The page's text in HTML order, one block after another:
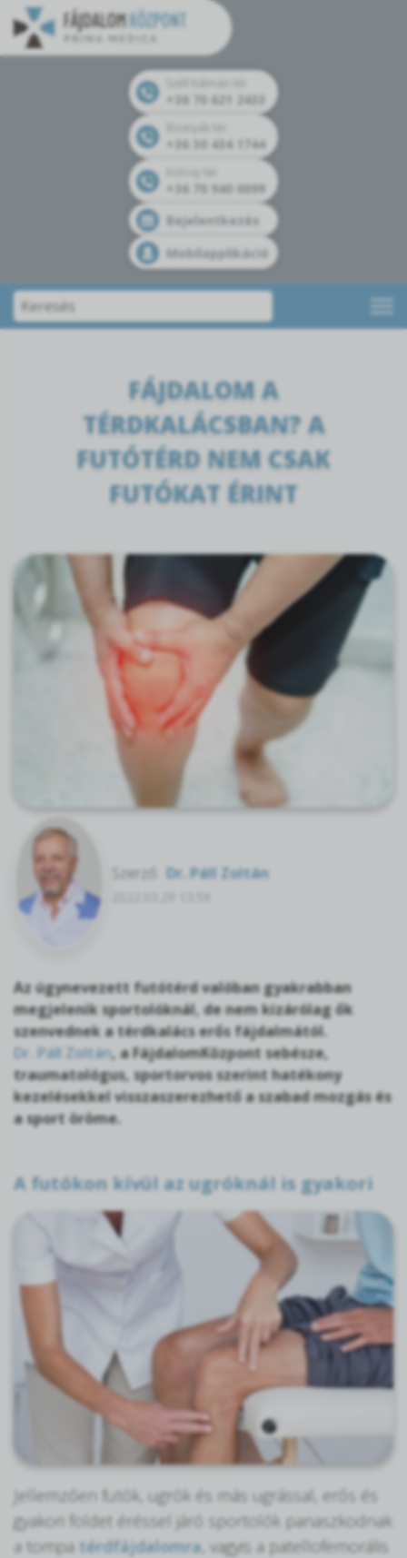
+36 70 621 2433
+36 30 434 1744
+36 70 940 0099
Bejelentkezés
Mobilapplikáció
FÁJDALOM A
TÉRDKALÁCSBAN? A
FUTÓTÉRD NEM CSAK
FUTÓKAT ÉRINT
Szerző: Dr. Páll Zoltán
Az úgynevezett futótérd valóban gyakrabban
megjelenik sportolóknál, de nem kizárólag ők
szenvednek a térdkalács erős fájdalmától.
Dr. Páll Zoltán, a FájdalomKözpont sebésze,
traumatológus, sportorvos szerint hatékony
kezelésekkel visszaszerezhető a szabad mozgás és
a sport öröme.
A futókon kívül az ugróknál is gyakori
Jellemzően futók, ugrók és más ugrással, erős és
gyakori földet éréssel járó sportolók panaszkodnak
a tompa térdfájdalomra , vagyis a patellofemorális